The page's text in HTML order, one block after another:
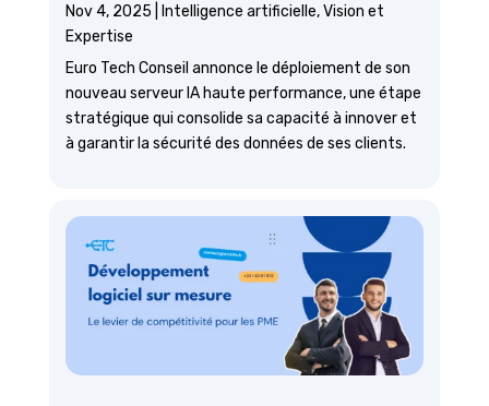
Nov 4, 2025 Intelligence artificielle,Vision et
Expertise
Euro Tech Conseil annonce le déploiement de son
nouveau serveur IA haute performance, une étape
stratégique qui consolide sa capacité à innover et
à garantir la sécurité des données de ses clients.